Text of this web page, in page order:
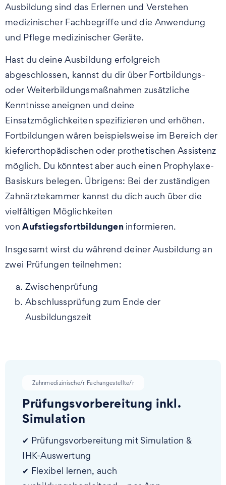
Ausbildung sind das Erlernen und Verstehen
medizinischer Fachbegriffe und die Anwendung
und Pflege medizinischer Geräte.
Hast du deine Ausbildung erfolgreich
abgeschlossen, kannst du dir über Fortbildungs-
oder Weiterbildungsmaßnahmen zusätzliche
Kenntnisse aneignen und deine
Einsatzmöglichkeiten spezifizieren und erhöhen.
Fortbildungen wären beispielsweise im Bereich der
kieferorthopädischen oder prothetischen Assistenz
möglich. Du könntest aber auch einen Prophylaxe-
Basiskurs belegen. Übrigens: Bei der zuständigen
Zahnärztekammer kannst du dich auch über die
vielfältigen Möglichkeiten
vonAufstiegsfortbildungeninformieren.
Insgesamt wirst du während deiner Ausbildung an
zwei Prüfungen teilnehmen:
Zwischenprüfung
Abschlussprüfung zum Ende der
Ausbildungszeit
Zahnmedizinische/r Fachangestellte/r
Prüfungsvorbereitung inkl.
Simulation
✔ Prüfungsvorbereitung mit Simulation &
IHK-Auswertung
✔ Flexibel lernen, auch